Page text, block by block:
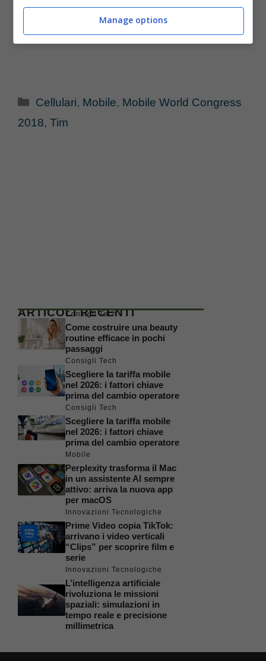
Categorie
Cellulari, Mobile, Mobile World Congress
2018, Tim
ARTICOLI RECENTI
Consigli Tech
Come costruire una beauty
routine efficace in pochi
passaggi
Consigli Tech
Scegliere la tariffa mobile
nel 2026: i fattori chiave
prima del cambio operatore
Consigli Tech
Scegliere la tariffa mobile
nel 2026: i fattori chiave
prima del cambio operatore
Mobile
Perplexity trasforma il Mac
in un assistente AI sempre
attivo: arriva la nuova app
per macOS
Innovazioni Tecnologiche
Prime Video copia TikTok:
arrivano i video verticali
“Clips” per scoprire film e
serie
Innovazioni Tecnologiche
L’intelligenza artificiale
rivoluziona le missioni
spaziali: simulazioni in
tempo reale e precisione
millimetrica
Manage options